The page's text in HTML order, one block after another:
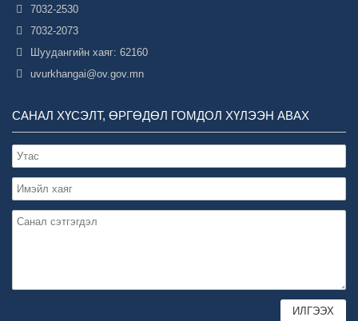
7032-2530
7032-2073
Шуудангийн хаяг: 62160
uvurkhangai@ov.gov.mn
САНАЛ ХҮСЭЛТ, ӨРГӨДӨЛ ГОМДОЛ ХҮЛЭЭН АВАХ